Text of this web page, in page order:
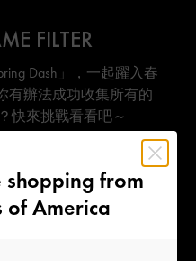
FILTER
Dash」，一起躍入春
有辦法成功收集所有的
快來挑戰看看吧～
列
shopping from
of America